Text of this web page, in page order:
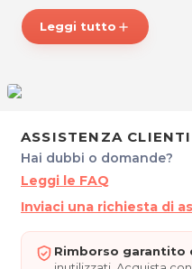
Dal Lunedì al Sabato dalle 6.30
P.IVA 01191710324
scrivi aposta@espevia.it
Leggi tutto add
ASSISTENZA CLIENTI
Hai dubbi o domande?
Leggi le FAQ
Inviaci una richiesta di
Rimborso garantito